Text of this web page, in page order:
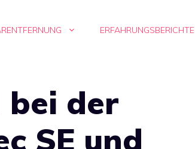
ERFAHRUNGSBERICHTE
bei der
SE und